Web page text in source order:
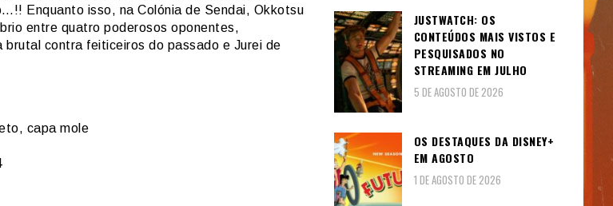
Enquanto isso, na Colónia de Sendai, Okkotsu
entre quatro poderosos oponentes,
brutal contra feiticeiros do passado e Jurei de
capa mole
JUSTWATCH: OS
CONTEÚDOS MAIS VISTOS E
PESQUISADOS NO
STREAMING EM JULHO
5 DE AGOSTO DE 2026
OS DESTAQUES DA DISNEY+
EM AGOSTO
1 DE AGOSTO DE 2026